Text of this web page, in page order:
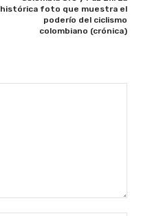
histórica foto que muestra el
poderío del ciclismo
colombiano (crónica)